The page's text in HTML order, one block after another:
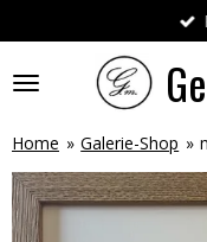
direct
naar
de
Home » Galerie-Shop »